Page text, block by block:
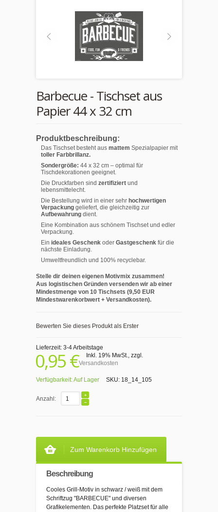
Barbecue - Tischset aus
Papier 44 x 32 cm
Produktbeschreibung:
Das Tischset besteht aus mattem Spezialpapier mit
toller Farbbrillanz.
Sondergröße: 44 x 32 cm – optimal für
Tischdekorationen geeignet.
Die Druckfarben sind zertifiziert und
lebensmittelecht.
Die Bestellung wird in einer sehr hochwertigen
Verpackung geliefert, die gleichzeitig zur
Aufbewahrung dient.
Eine Kombination aus schönem Tischset und edler
Verpackung.
Ein ideales Geschenk oder Gastgeschenk für die
nächste Einladung.
Umweltfreundlich und 100% recyclebar.
Stelle dir deinen eigenen Motivmix zusammen!
Aus logistischen Gründen versenden wir ab einer
Mindestmenge von 10 Tischsets (9,50 EUR
Mindestwarenkorbwert + Versandkosten).
Bewerten Sie dieses Produkt als Erster
Lieferzeit: 3-4 Arbeitstage
0,95 € Inkl. 19% MwSt., zzgl.
Versandkosten
Verfügbarkeit:Auf Lager SKU: 18_14_105
Anzahl:
Zum Warenkorb Hinzufügen
Beschreibung
Cooles Grill-Motiv in schwarz / weiß mit dem
Schriftzug "BARBECUE" und diversen
Grafikelementen. Das perfekte Platzset für alle